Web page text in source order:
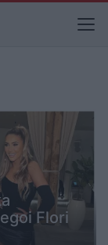
Flori